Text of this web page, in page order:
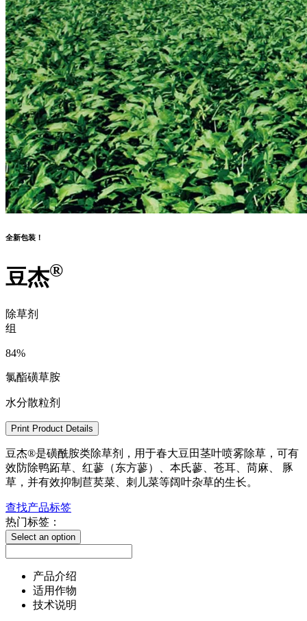
全新包装！
豆杰®
除草剂
组
84%
氯酯磺草胺
水分散粒剂
Print Product Details
豆杰®是磺酰胺类除草剂，用于春大豆田茎叶喷雾除草，可有
效防除鸭跖草、红蓼（东方蓼）、本氏蓼、苍耳、苘麻、 豚
草，并有效抑制苣荬菜、刺儿菜等阔叶杂草的生长。
查找产品标签
热门标签：
Select an option
产品介绍
适用作物
技术说明